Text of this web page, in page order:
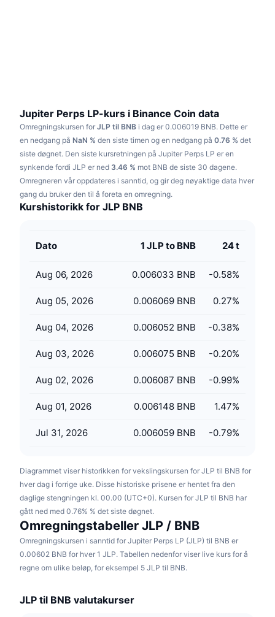
Idrett
Finans
Teknologi
Teknisk analyse
RSI
MACD
Derivater
Forskning
Videoer
Ordbok
Kampanjer
Lær og tjen
Kalendere
ICO-kalender
Jupiter Perps LP-kurs i Binance Coin data
Omregningskursen for JLP til BNB i dag er 0.006019 BNB. Dette er
en nedgang på NaN % den siste timen og en nedgang på 0.76 % det
siste døgnet. Den siste kursretningen på Jupiter Perps LP er en
synkende fordi JLP er ned 3.46 % mot BNB de siste 30 dagene.
Omregneren vår oppdateres i sanntid, og gir deg nøyaktige data hver
gang du bruker den til å foreta en omregning.
Kurshistorikk for JLP BNB
Dato 1 JLP to BNB 24 t
Aug 06, 2026 0.006033 BNB -0.58%
Aug 05, 2026 0.006069 BNB 0.27%
Aug 04, 2026 0.006052 BNB -0.38%
Aug 03, 2026 0.006075 BNB -0.20%
Aug 02, 2026 0.006087 BNB -0.99%
Aug 01, 2026 0.006148 BNB 1.47%
Jul 31, 2026 0.006059 BNB -0.79%
Diagrammet viser historikken for vekslingskursen for JLP til BNB for
hver dag i forrige uke. Disse historiske prisene er hentet fra den
daglige stengningen kl. 00.00 (UTC+0). Kursen for JLP til BNB har
gått ned med 0.76% % det siste døgnet.
Omregningstabeller JLP / BNB
Omregningskursen i sanntid for Jupiter Perps LP (JLP) til BNB er
0.00602 BNB for hver 1 JLP. Tabellen nedenfor viser live kurs for å
regne om ulike beløp, for eksempel 5 JLP til BNB.
JLP til BNB valutakurser